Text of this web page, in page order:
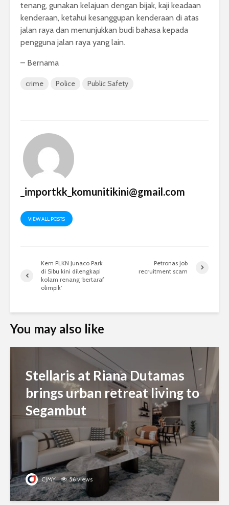
tenang, gunakan kelajuan dengan bijak, kaji keadaan
kenderaan, ketahui kesanggupan kenderaan di atas
jalan raya dan menunjukkan budi bahasa kepada
pengguna jalan raya yang lain.
– Bernama
crime Police Public Safety
_importkk_komunitikini@gmail.com
VIEW ALL POSTS
Kem PLKN Junaco Park
di Sibu kini dilengkapi
kolam renang ‘bertaraf
olimpik’
Petronas job
recruitment scam
You may also like
Stellaris at Riana Dutamas
brings urban retreat living to
Segambut
CJMY 56 views